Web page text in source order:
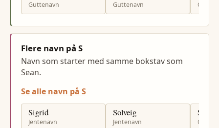
Guttenavn Guttenavn
Flere navn på S
Navn som starter med samme bokstav som
Sean.
Se alle navn på S
Sigrid
Jentenavn
Solveig
Jentenavn